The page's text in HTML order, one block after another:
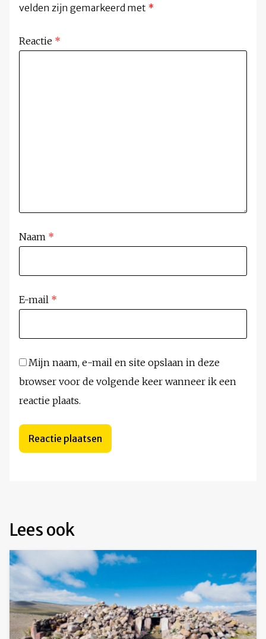
velden zijn gemarkeerd met *
Reactie *
Naam *
E-mail *
Mijn naam, e-mail en site opslaan in deze
browser voor de volgende keer wanneer ik een
reactie plaats.
Lees ook